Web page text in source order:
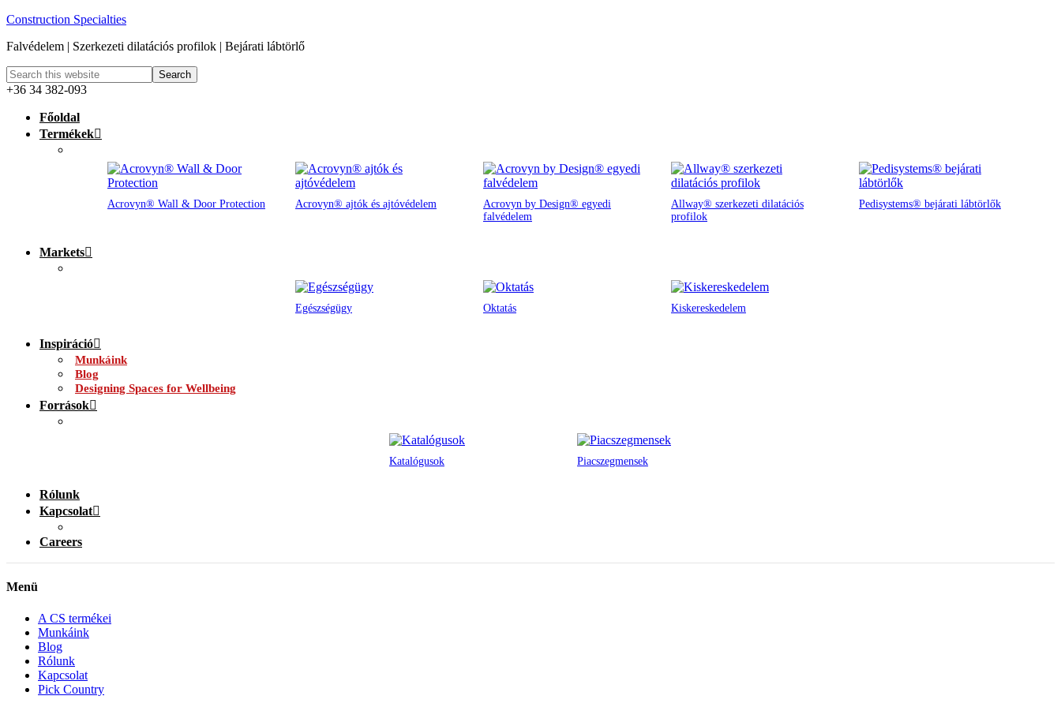
Construction Specialties
Falvédelem | Szerkezeti dilatációs profilok | Bejárati lábtörlő
+36 34 382-093
Főoldal
Termékek
Acrovyn® Wall & Door Protection Acrovyn® ajtók és ajtóvédelem
Acrovyn by Design® egyedi
falvédelem
Allway® szerkezeti dilatációs
profilok
Pedisystems® bejárati lábtörlők
Markets
Egészségügy Oktatás Kiskereskedelem
Inspiráció
Munkáink
Blog
Designing Spaces for Wellbeing
Források
Katalógusok Piacszegmensek
Rólunk
Kapcsolat
Careers
Menü
A CS termékei
Munkáink
Blog
Rólunk
Kapcsolat
Pick Country